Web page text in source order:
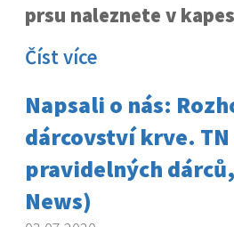
prsu naleznete v
Číst více
Napsali o nás:
dárcovství krve.
pravidelných
News)